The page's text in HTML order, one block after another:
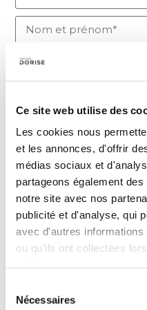
Ce site web utilise des
Les cookies nous
et les annonces, d'offrir
médias sociaux et
partageons également
notre site avec nos
publicité et d'analyse, qui
avec d'autres
ou qu'ils ont collectées
Nécessaires
Votre demande
Précisez votre